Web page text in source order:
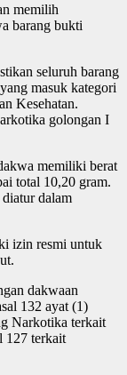
memilih
barang bukti
seluruh barang
masuk kategori
Kesehatan.
golongan I
memiliki berat
total 10,20 gram.
diatur dalam
izin resmi untuk
dakwaan
132 ayat (1)
Narkotika terkait
127 terkait